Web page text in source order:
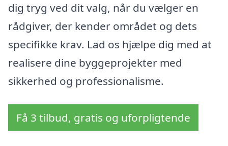
dig tryg ved dit valg, når du vælger en
rådgiver, der kender området og dets
specifikke krav. Lad os hjælpe dig med at
realisere dine byggeprojekter med
sikkerhed og professionalisme.
Få 3 tilbud, gratis og uforpligtende